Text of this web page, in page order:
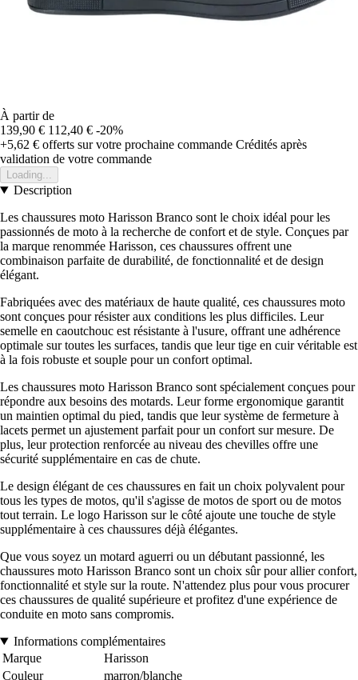
À partir de
139,90 € 112,40 € -20%
+5,62 € offerts sur votre prochaine commande Crédités après
validation de votre commande
Loading...
Description
Les chaussures moto Harisson Branco sont le choix idéal pour les
passionnés de moto à la recherche de confort et de style. Conçues par
la marque renommée Harisson, ces chaussures offrent une
combinaison parfaite de durabilité, de fonctionnalité et de design
élégant.
Fabriquées avec des matériaux de haute qualité, ces chaussures moto
sont conçues pour résister aux conditions les plus difficiles. Leur
semelle en caoutchouc est résistante à l'usure, offrant une adhérence
optimale sur toutes les surfaces, tandis que leur tige en cuir véritable est
à la fois robuste et souple pour un confort optimal.
Les chaussures moto Harisson Branco sont spécialement conçues pour
répondre aux besoins des motards. Leur forme ergonomique garantit
un maintien optimal du pied, tandis que leur système de fermeture à
lacets permet un ajustement parfait pour un confort sur mesure. De
plus, leur protection renforcée au niveau des chevilles offre une
sécurité supplémentaire en cas de chute.
Le design élégant de ces chaussures en fait un choix polyvalent pour
tous les types de motos, qu'il s'agisse de motos de sport ou de motos
tout terrain. Le logo Harisson sur le côté ajoute une touche de style
supplémentaire à ces chaussures déjà élégantes.
Que vous soyez un motard aguerri ou un débutant passionné, les
chaussures moto Harisson Branco sont un choix sûr pour allier confort,
fonctionnalité et style sur la route. N'attendez plus pour vous procurer
ces chaussures de qualité supérieure et profitez d'une expérience de
conduite en moto sans compromis.
Informations complémentaires
Marque
Harisson
Couleur
marron/blanche